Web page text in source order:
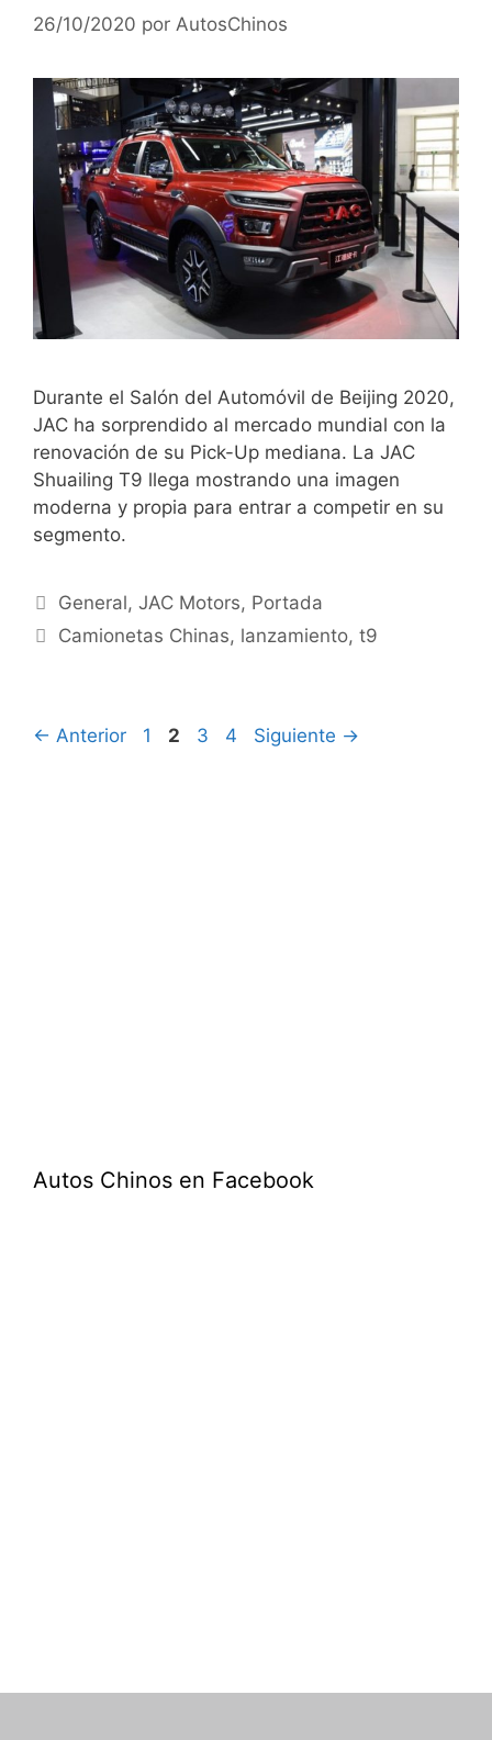
26/10/2020 por AutosChinos
Durante el Salón del Automóvil de Beijing 2020,
JAC ha sorprendido al mercado mundial con la
renovación de su Pick-Up mediana. La JAC
Shuailing T9 llega mostrando una imagen
moderna y propia para entrar a competir en su
segmento.
General,JAC Motors, Portada
Camionetas Chinas, lanzamiento,t9
← Anterior 1 2 3 4 Siguiente →
Autos Chinos en Facebook